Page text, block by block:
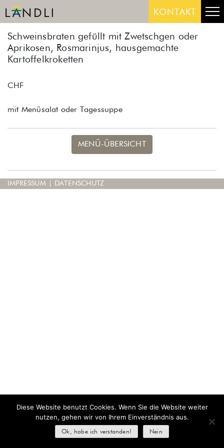
Skip
to
KONTAKT
Schweinsbraten gefüllt mit Zwetschgen oder
Aprikosen, Rosmarinjus, hausgemachte
Kartoffelkroketten
CHF
mit Menüsalat oder Tagessuppe
MENÜ-ÜBERSICHT
IMPRESSUM DATENSCHUTZ
Diese Website benutzt Cookies. Wenn Sie die Website weiter
nutzen, gehen wir von Ihrem Einverständnis aus.
Ok, habe ich verstanden! Nein